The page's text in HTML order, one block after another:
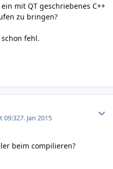
mit QT geschriebenes C++
zu bringen?
fehl.
09:327. Jan 2015
beim compilieren?